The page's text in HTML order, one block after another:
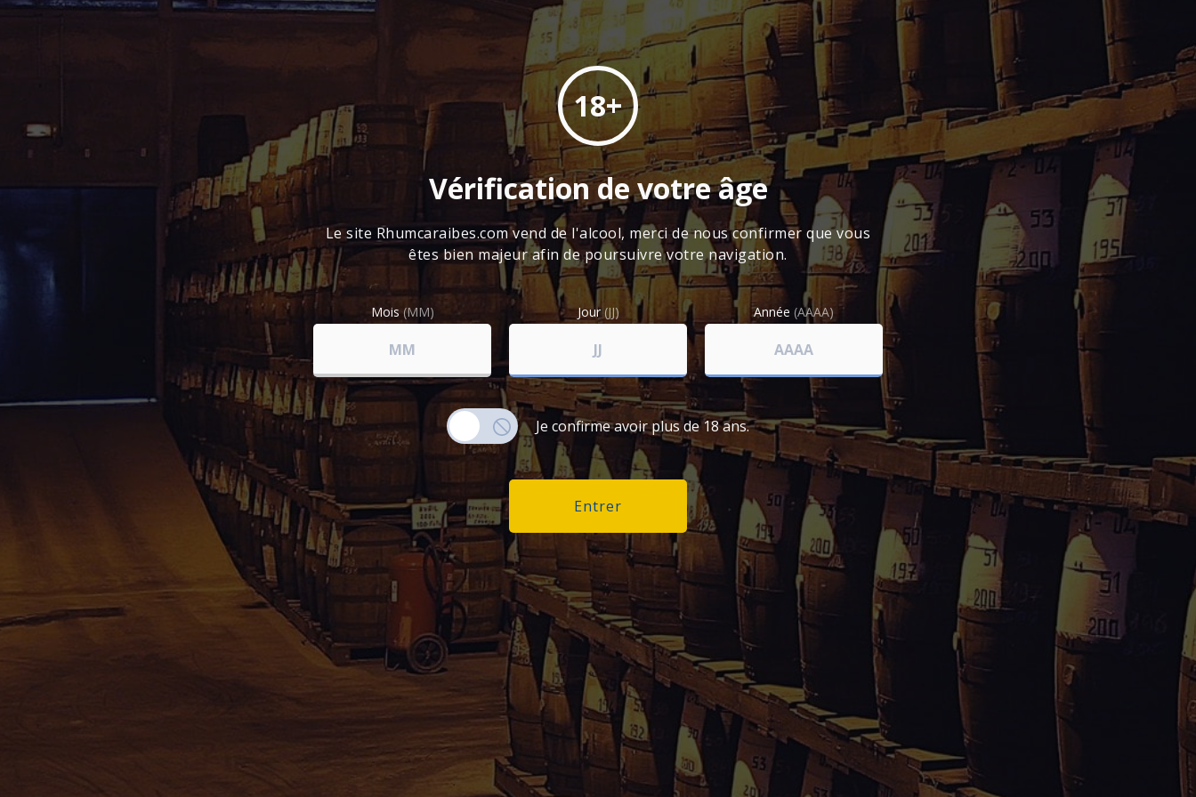
995.00€
Ref : MARCLE1970 - 1421.43 € / Litre
UN RHUM EXCEPTIONNEL
Le rhum vieux CLEMENT 70cl 44° distillé en 1970 à séjourné 15 longues années
en fût de chêne puis en foudre avant d’être embouteillé en 1991 en édition
limitée . Un rhum vieux exceptionnel de la réputée distillerie CLEMENT .
Ajouter au panier
TAXES À PAYER À L'ARRIVER EN FRANCE MÉTROPOLITAINE
Nos prix affichés sur le site sont hors taxes (HT).
Lors de la réception de votre commande en France métropolitaine, vous devrez vous acquitter
des taxes suivantes :
Produits contenant de l’alcool : TVA de 20 %
Produits sans alcool : TVA de 5,5 %
Des frais de gestion postaux seront également appliqués : 5 € si vous réglez en ligne, 8 € si
vous réglez directement à votre domicile.
Rhum Caraïbes – Vente en ligne de rhum agricole de Guadeloupe &
Informations
Conditions Générales de
Vente
Mentions Légales
Paiement sécurisé
Politique de confidentialité
Droit de rétractation
Mon compte
Informations personnelles
Commandes
Adresses
Divers
APPRO-SAVEURS SARL
Téléphone : 0590 25 38 37
appro.saveurs@orange.fr
Adresse : Moudong sud,
97122 Baie-Mahault
Guadeloupe
18+
Vérification de votre âge
Le site Rhumcaraibes.com vend de l'alcool, merci de nous confirmer que vous
êtes bien majeur afin de poursuivre votre navigation.
Mois (MM) Jour(JJ) Année (AAAA)
Je confirme avoir plus de 18 ans.
Entrer